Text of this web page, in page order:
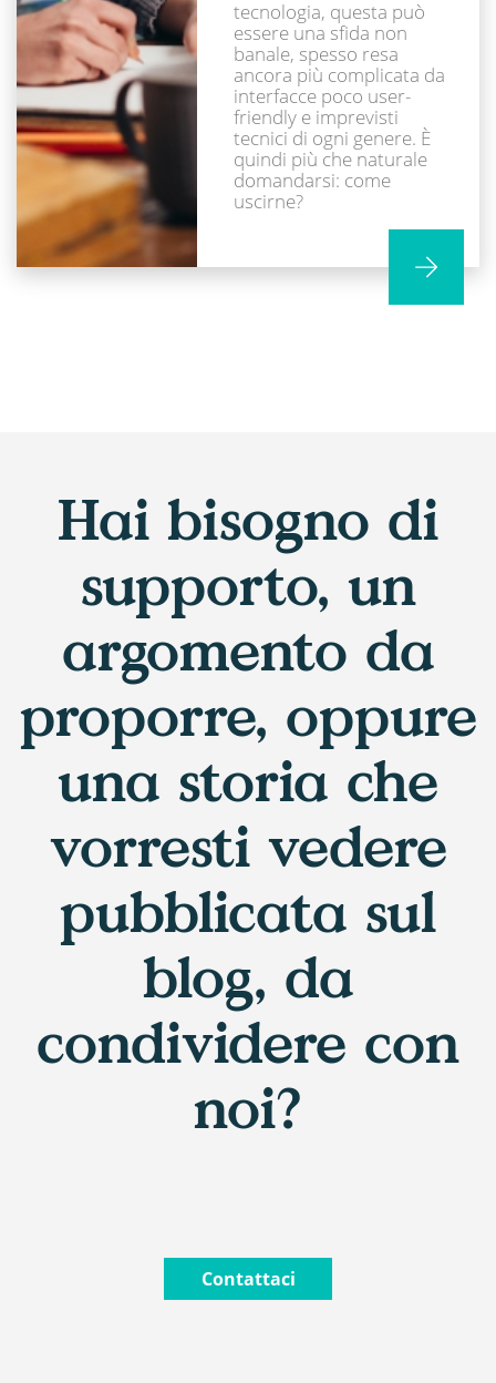
tecnologia, questa può
essere una sfida non
banale, spesso resa
ancora più complicata da
interfacce poco user-
friendly e imprevisti
tecnici di ogni genere. È
quindi più che naturale
domandarsi: come
uscirne?
Hai bisogno di
supporto, un
argomento da
proporre, oppure
una storia che
vorresti vedere
pubblicata sul
blog, da
condividere con
noi?
Contattaci